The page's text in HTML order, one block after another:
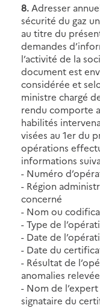
8. Adresser
sécurité du gaz
au titre du
demandes
l’activité de la
document est
considérée et
ministre chargé
rendu comporte
habilités
visées au 1er du
opérations
informations
- Numéro
- Région
concerné
- Nom ou
- Type de
- Date de
- Date du
- Résultat de
anomalies
- Nom de
signataire du